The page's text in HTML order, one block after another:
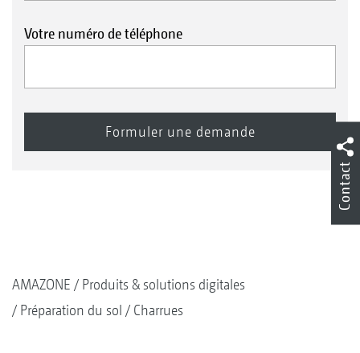
Votre numéro de téléphone
AMAZONE
Produits & solutions digitales
Préparation du sol
Charrues
Contact